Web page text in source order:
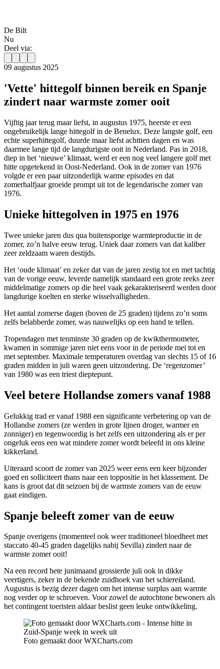
De Bilt
Nu
Deel via:
09 augustus 2025
'Vette' hittegolf binnen bereik en Spanje
zindert naar warmste zomer ooit
Vijftig jaar terug maar liefst, in augustus 1975, heerste er een
ongebruikelijk lange hittegolf in de Benelux. Deze langste golf, een
echte superhittegolf, duurde maar liefst achttien dagen en was
daarmee lange tijd de langdurigste ooit in Nederland. Pas in 2018,
diep in het ‘nieuwe’ klimaat, werd er een nog veel langere golf met
hitte opgetekend in Oost-Nederland. Ook in de zomer van 1976
volgde er een paar uitzonderlijk warme episodes en dat
zomerhalfjaar groeide prompt uit tot de legendarische zomer van
1976.
Unieke hittegolven in 1975 en 1976
Twee unieke jaren dus qua buitensporige warmteproductie in de
zomer, zo’n halve eeuw terug. Uniek daar zomers van dat kaliber
zeer zeldzaam waren destijds.
Het ‘oude klimaat’ en zeker dat van de jaren zestig tot en met tachtig
van de vorige eeuw, leverde namelijk standaard een grote reeks zeer
middelmatige zomers op die heel vaak gekarakteriseerd werden door
langdurige koelten en sterke wisselvalligheden.
Het aantal zomerse dagen (boven de 25 graden) tijdens zo’n soms
zelfs belabberde zomer, was nauwelijks op een hand te tellen.
Tropendagen met tenminste 30 graden op de kwikthermometer,
kwamen in sommige jaren niet eens voor in de periode mei tot en
met september. Maximale temperaturen overdag van slechts 15 of 16
graden midden in juli waren geen uitzondering. De ‘regenzomer’
van 1980 was een triest dieptepunt.
Veel betere Hollandse zomers vanaf 1988
Gelukkig trad er vanaf 1988 een significante verbetering op van de
Hollandse zomers (ze werden in grote lijnen droger, warmer en
zonniger) en tegenwoordig is het zelfs een uitzondering als er per
ongeluk eens een wat mindere zomer wordt beleefd in ons kleine
kikkerland.
Uiteraard scoort de zomer van 2025 weer eens een keer bijzonder
goed en solliciteert thans naar een toppositie in het klassement. De
kans is groot dat dit seizoen bij de warmste zomers van de eeuw
gaat eindigen.
Spanje beleeft zomer van de eeuw
Spanje overigens (momenteel ook weer traditioneel bloedheet met
staccato 40-45 graden dagelijks nabij Sevilla) zindert naar de
warmste zomer ooit!
Na een record hete junimaand grossierde juli ook in dikke
veertigers, zeker in de bekende zuidhoek van het schiereiland.
Augustus is bezig dezer dagen om het intense surplus aan warmte
nog verder op te schroeven. Voor zowel de autochtone bewoners als
het contingent toeristen aldaar beslist geen leuke ontwikkeling.
Foto gemaakt door WXCharts.com